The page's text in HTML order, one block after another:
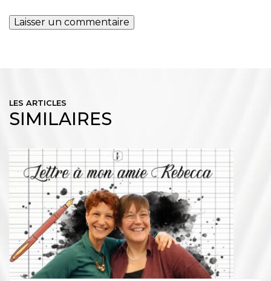
LES ARTICLES
SIMILAIRES